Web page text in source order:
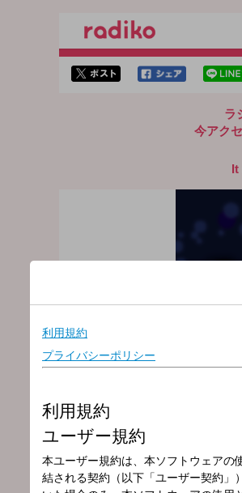
ラ
今アク
It
放送局
放送時間
2026年1月10日（土）